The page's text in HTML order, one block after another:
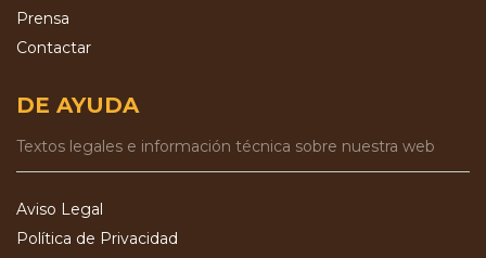
Prensa
Contactar
DE AYUDA
Textos legales e información técnica sobre nuestra web
Aviso Legal
Política de Privacidad